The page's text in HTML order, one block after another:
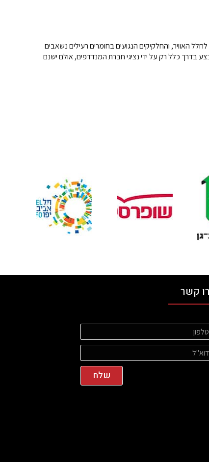
האוויר, והחלקיקים הנגועים בחומרים רעילים נשאבים
בדרך כלל רק על ידי נציגי חברת המנדדפים, אולם ישנם
קשר
שלח